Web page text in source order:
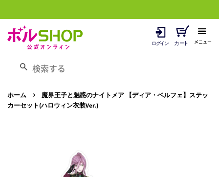
メニュー
検索する
ホーム ›
魔界王子と魅惑のナイトメア 【ディア・ベルフェ】ステッ
カーセット(ハロウィン衣装Ver.)